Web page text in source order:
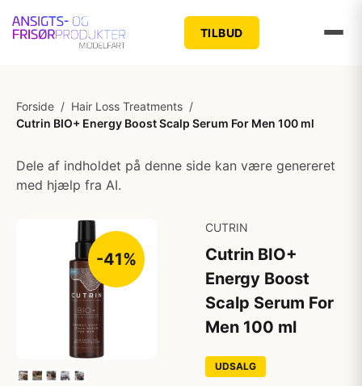
TILBUD
Forside / Hair Loss Treatments /
Cutrin BIO+ Energy Boost Scalp Serum For Men 100 ml
Dele af indholdet på denne side kan være genereret
med hjælp fra AI.
-41%
CUTRIN
Cutrin BIO+
Energy Boost
Scalp Serum For
Men 100 ml
UDSALG